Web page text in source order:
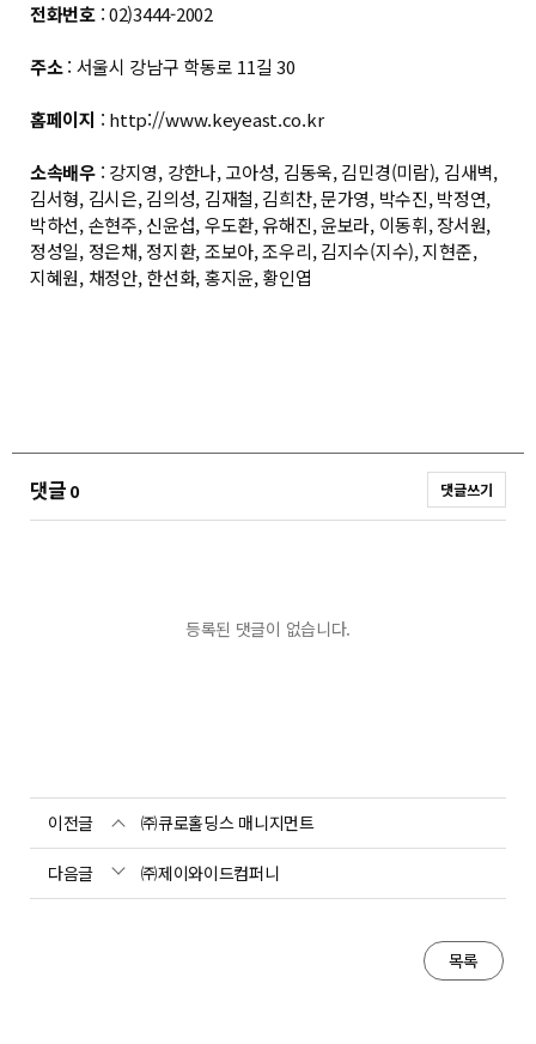
전화번호: 02)3444-2002
주소: 서울시 강남구 학동로 11길 30
홈페이지 : http://www.keyeast.co.kr
소속배우: 강지영, 강한나, 고아성, 김동욱, 김민경(미람), 김새벽,
김서형, 김시은, 김의성, 김재철, 김희찬, 문가영, 박수진, 박정연,
박하선, 손현주, 신윤섭, 우도환, 유해진, 윤보라, 이동휘, 장서원,
정성일, 정은채, 정지환, 조보아, 조우리, 김지수(지수), 지현준,
지혜원, 채정안, 한선화, 홍지윤, 황인엽
댓글0 댓글쓰기
등록된 댓글이 없습니다.
이전글 ㈜큐로홀딩스 매니지먼트
다음글 ㈜제이와이드컴퍼니
목록